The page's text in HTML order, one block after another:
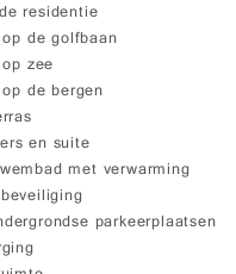
residentie
de golfbaan
zee
de bergen
en suite
met verwarming
parkeerplaatsen